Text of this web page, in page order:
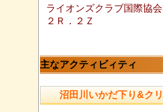
ライオンズクラブ国際協
２Ｒ．２Ｚ
主なアクティビィティ
沼田川いかだ下り&ク